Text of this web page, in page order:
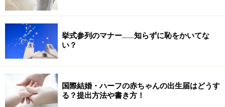
挙式参列のマナー……知らずに恥をかいてな
い？
国際結婚・ハーフの赤ちゃんの出生届はどうす
る？提出方法や書き方！